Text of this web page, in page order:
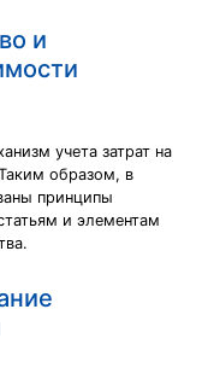
и
учета затрат на
образом, в
принципы
и элементам